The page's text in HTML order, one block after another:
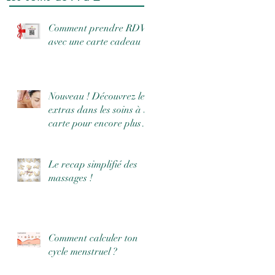
Comment prendre RDV
avec une carte cadeau
Nouveau ! Découvrez les
extras dans les soins à la
carte pour encore plus
Le recap simplifié des
massages !
Comment calculer ton
cycle menstruel ?